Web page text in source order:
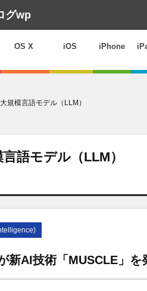
グwp
OS X iOS iPhone
大規模言語モデル（LLM）
語モデル（LLM）
新AI技術「MUSCLE」